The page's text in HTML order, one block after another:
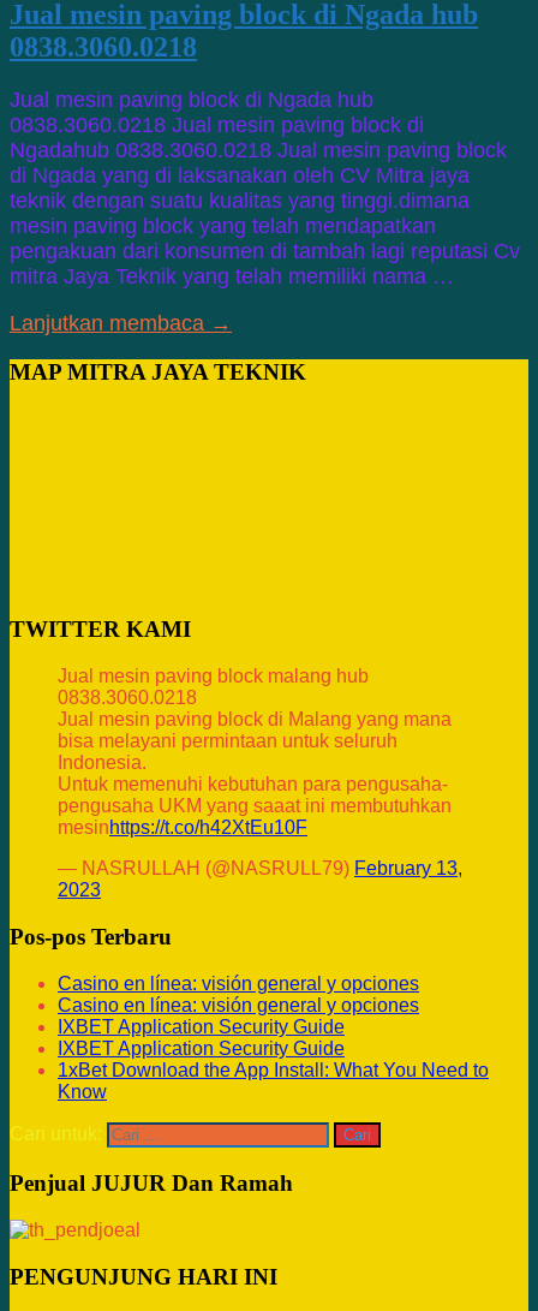
Jual mesin paving block di Ngada hub
0838.3060.0218
Jual mesin paving block di Ngada hub
0838.3060.0218 Jual mesin paving block di
Ngadahub 0838.3060.0218 Jual mesin paving block
di Ngada yang di laksanakan oleh CV Mitra jaya
teknik dengan suatu kualitas yang tinggi.dimana
mesin paving block yang telah mendapatkan
pengakuan dari konsumen di tambah lagi reputasi Cv
mitra Jaya Teknik yang telah memiliki nama …
Lanjutkan membaca →
MAP MITRA JAYA TEKNIK
TWITTER KAMI
Jual mesin paving block malang hub
0838.3060.0218
Jual mesin paving block di Malang yang mana
bisa melayani permintaan untuk seluruh
Indonesia.
Untuk memenuhi kebutuhan para pengusaha-
pengusaha UKM yang saaat ini membutuhkan
mesinhttps://t.co/h42XtEu10F
— NASRULLAH (@NASRULL79) February 13,
2023
Pos-pos Terbaru
Casino en línea: visión general y opciones
Casino en línea: visión general y opciones
IXBET Application Security Guide
IXBET Application Security Guide
1xBet Download the App Install: What You Need to
Know
Cari untuk:
Penjual JUJUR Dan Ramah
PENGUNJUNG HARI INI